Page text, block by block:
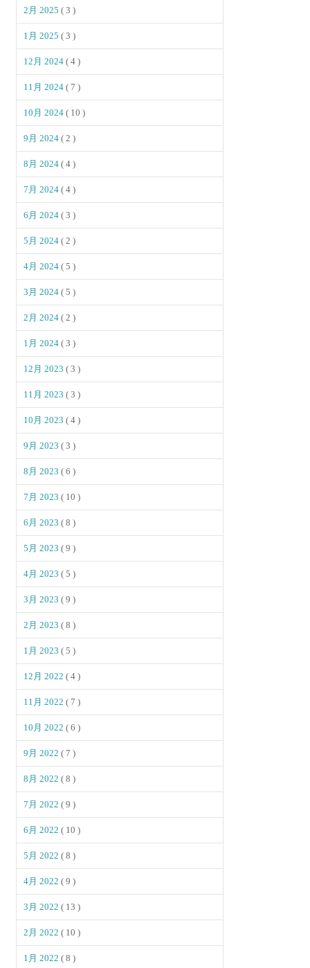
2月 2025( 3 )
1月 2025( 3 )
12月 2024( 4 )
11月 2024( 7 )
10月 2024( 10 )
9月 2024( 2 )
8月 2024( 4 )
7月 2024( 4 )
6月 2024( 3 )
5月 2024( 2 )
4月 2024( 5 )
3月 2024( 5 )
2月 2024( 2 )
1月 2024( 3 )
12月 2023( 3 )
11月 2023( 3 )
10月 2023( 4 )
9月 2023( 3 )
8月 2023( 6 )
7月 2023( 10 )
6月 2023( 8 )
5月 2023( 9 )
4月 2023( 5 )
3月 2023( 9 )
2月 2023( 8 )
1月 2023( 5 )
12月 2022( 4 )
11月 2022( 7 )
10月 2022( 6 )
9月 2022( 7 )
8月 2022( 8 )
7月 2022( 9 )
6月 2022( 10 )
5月 2022( 8 )
4月 2022( 9 )
3月 2022( 13 )
2月 2022( 10 )
1月 2022( 8 )